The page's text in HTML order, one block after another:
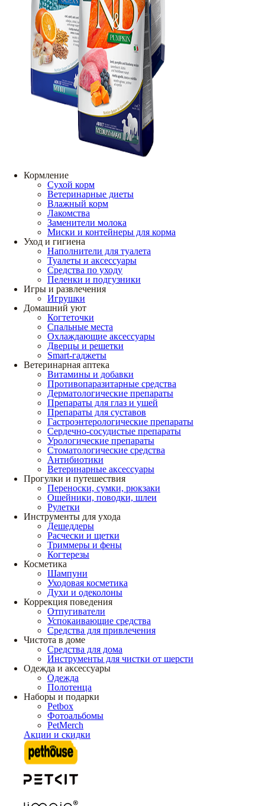
Кормление
Сухой корм
Ветеринарные диеты
Влажный корм
Лакомства
Заменители молока
Миски и контейнеры для корма
Уход и гигиена
Наполнители для туалета
Туалеты и аксессуары
Средства по уходу
Пеленки и подгузники
Игры и развлечения
Игрушки
Домашний уют
Когтеточки
Спальные места
Охлаждающие аксессуары
Дверцы и решетки
Smart-гаджеты
Ветеринарная аптека
Витамины и добавки
Противопаразитарные средства
Дерматологические препараты
Препараты для глаз и ушей
Препараты для суставов
Гастроэнтерологические препараты
Сердечно-сосудистые препараты
Урологические препараты
Стоматологические средства
Антибиотики
Ветеринарные аксессуары
Прогулки и путешествия
Переноски, сумки, рюкзаки
Ошейники, поводки, шлеи
Рулетки
Инструменты для ухода
Дешеддеры
Расчески и щетки
Триммеры и фены
Когтерезы
Косметика
Шампуни
Уходовая косметика
Духи и одеколоны
Коррекция поведения
Отпугиватели
Успокаивающие средства
Средства для привлечения
Чистота в доме
Средства для дома
Инструменты для чистки от шерсти
Одежда и аксессуары
Одежда
Полотенца
Наборы и подарки
Petbox
Фотоальбомы
PetMerch
Акции и скидки